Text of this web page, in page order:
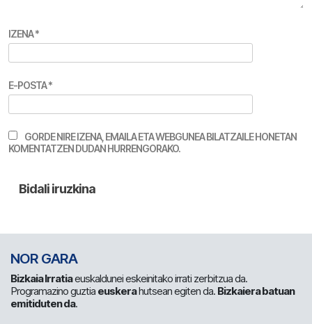
IZENA*
E-POSTA*
GORDE NIRE IZENA, EMAILA ETA WEBGUNEA BILATZAILE HONETAN
KOMENTATZEN DUDAN HURRENGORAKO.
NOR GARA
Bizkaia Irratiaeuskaldunei eskeinitako irrati zerbitzua da.
Programazino guztia euskerahutsean egiten da. Bizkaiera batuan
emitiduten da.